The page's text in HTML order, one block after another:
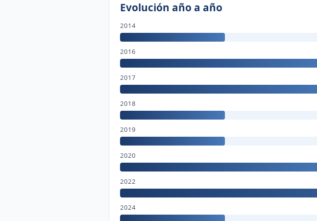
Evolución año a año
2014
2016
2017
2018
2019
2020
2022
2024